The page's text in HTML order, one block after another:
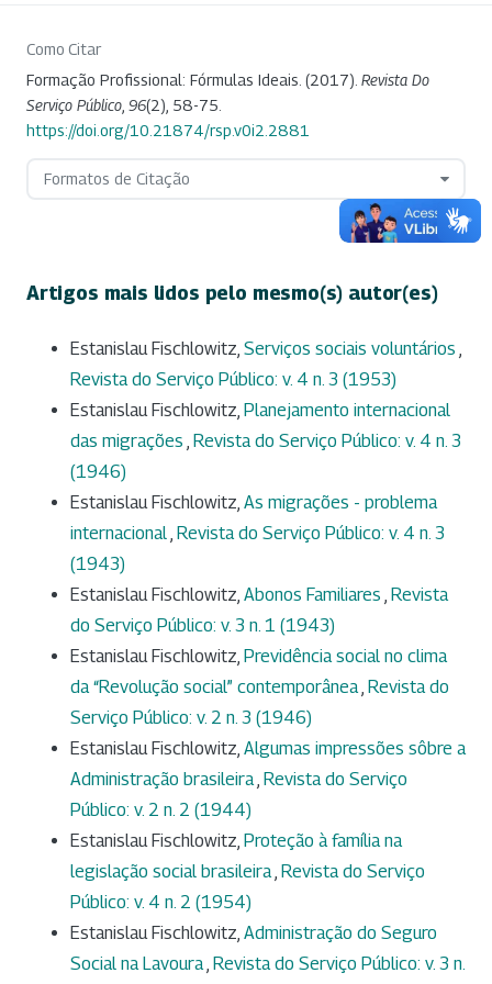
Como Citar
Formação Profissional: Fórmulas Ideais. (2017). Revista Do
Serviço Público 96(2), 58-75.
https://doi.org/10.21874/rsp.v0i2.2881
Formatos de Citação
Artigos mais lidos pelo mesmo(s) autor(es)
Estanislau Fischlowitz, Serviços sociais voluntários ,
Revista do Serviço Público: v. 4 n. 3 (1953)
Estanislau Fischlowitz, Planejamento internacional
das migrações , Revista do Serviço Público: v. 4 n. 3
(1946)
Estanislau Fischlowitz, As migrações - problema
internacional, Revista do Serviço Público: v. 4 n. 3
(1943)
Estanislau Fischlowitz, Abonos Familiares , Revista
do Serviço Público: v. 3 n. 1 (1943)
Estanislau Fischlowitz, Previdência social no clima
da “Revolução social” contemporânea, Revista do
Serviço Público: v. 2 n. 3 (1946)
Estanislau Fischlowitz, Algumas impressões sôbre a
Administração brasileira, Revista do Serviço
Público: v. 2 n. 2 (1944)
Estanislau Fischlowitz, Proteção à família na
legislação social brasileira, Revista do Serviço
Público: v. 4 n. 2 (1954)
Estanislau Fischlowitz, Administração do Seguro
Social na Lavoura, Revista do Serviço Público: v. 3 n.